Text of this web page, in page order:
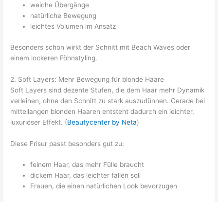
weiche Übergänge
natürliche Bewegung
leichtes Volumen im Ansatz
Besonders schön wirkt der Schnitt mit Beach Waves oder
einem lockeren Föhnstyling.
2. Soft Layers: Mehr Bewegung für blonde Haare
Soft Layers sind dezente Stufen, die dem Haar mehr Dynamik
verleihen, ohne den Schnitt zu stark auszudünnen. Gerade bei
mittellangen blonden Haaren entsteht dadurch ein leichter,
luxuriöser Effekt. (Beautycenter by Neta)
Diese Frisur passt besonders gut zu:
feinem Haar, das mehr Fülle braucht
dickem Haar, das leichter fallen soll
Frauen, die einen natürlichen Look bevorzugen